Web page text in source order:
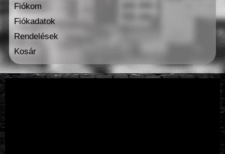
Fiókom
Fiókadatok
Rendelések
Kosár